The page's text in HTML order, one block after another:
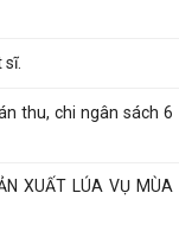
sĩ.
thu, chi ngân sách 6
XUẤT LÚA VỤ MÙA